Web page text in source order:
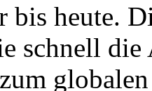
bis heute.
schnell die